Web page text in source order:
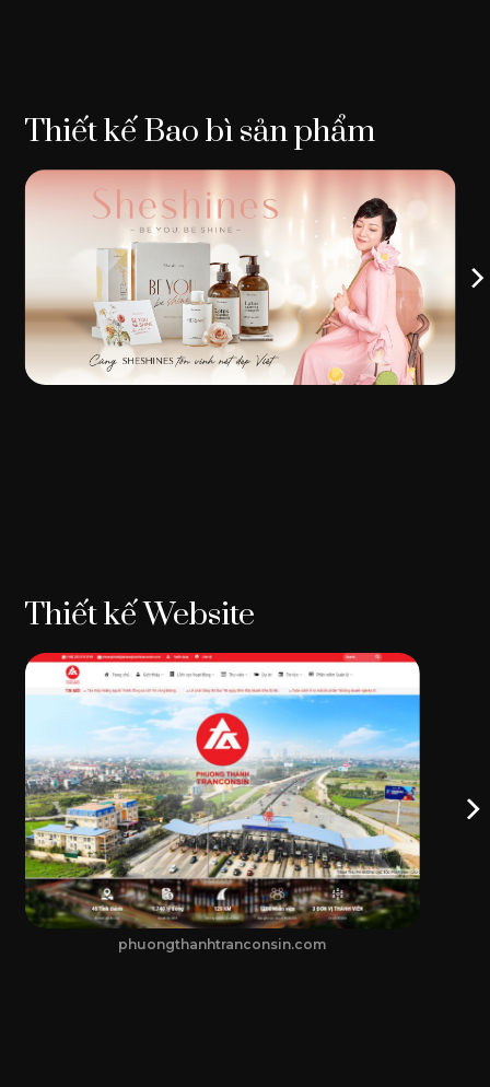
Thiết kế Bao bì sản phẩm
Thiết kế Website
phuongthanhtranconsin.com